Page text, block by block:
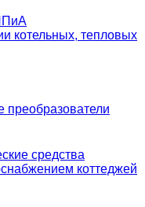
котельных, тепловых
преобразователи
средства
коттеджей